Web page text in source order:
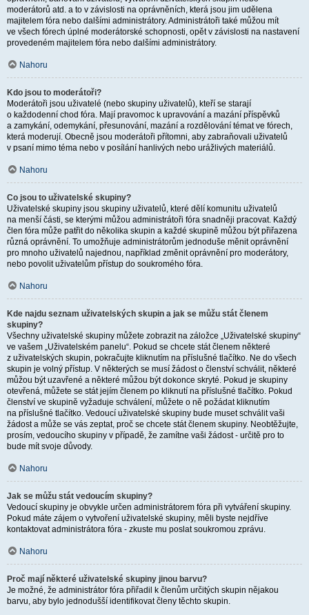
moderátorů atd. a to v závislosti na oprávněních, která jsou jim udělena
majitelem fóra nebo dalšími administrátory. Administrátoři také můžou mít
ve všech fórech úplné moderátorské schopnosti, opět v závislosti na nastavení
provedeném majitelem fóra nebo dalšími administrátory.
Nahoru
Kdo jsou to moderátoři?
Moderátoři jsou uživatelé (nebo skupiny uživatelů), kteří se starají
o každodenní chod fóra. Mají pravomoc k upravování a mazání příspěvků
a zamykání, odemykání, přesunování, mazání a rozdělování témat ve fórech,
která moderují. Obecně jsou moderátoři přítomni, aby zabraňovali uživatelů
v psaní mimo téma nebo v posílání hanlivých nebo urážlivých materiálů.
Nahoru
Co jsou to uživatelské skupiny?
Uživatelské skupiny jsou skupiny uživatelů, které dělí komunitu uživatelů
na menší části, se kterými můžou administrátoři fóra snadněji pracovat. Každý
člen fóra může patřit do několika skupin a každé skupině můžou být přiřazena
různá oprávnění. To umožňuje administrátorům jednoduše měnit oprávnění
pro mnoho uživatelů najednou, například změnit oprávnění pro moderátory,
nebo povolit uživatelům přístup do soukromého fóra.
Nahoru
Kde najdu seznam uživatelských skupin a jak se můžu stát členem
skupiny?
Všechny uživatelské skupiny můžete zobrazit na záložce „Uživatelské skupiny“
ve vašem „Uživatelském panelu“. Pokud se chcete stát členem některé
z uživatelských skupin, pokračujte kliknutím na příslušné tlačítko. Ne do všech
skupin je volný přístup. V některých se musí žádost o členství schválit, některé
můžou být uzavřené a některé můžou být dokonce skryté. Pokud je skupiny
otevřená, můžete se stát jejím členem po kliknutí na příslušné tlačítko. Pokud
členství ve skupině vyžaduje schválení, můžete o ně požádat kliknutím
na příslušné tlačítko. Vedoucí uživatelské skupiny bude muset schválit vaši
žádost a může se vás zeptat, proč se chcete stát členem skupiny. Neobtěžujte,
prosím, vedoucího skupiny v případě, že zamítne vaši žádost - určitě pro to
bude mít svoje důvody.
Nahoru
Jak se můžu stát vedoucím skupiny?
Vedoucí skupiny je obvykle určen administrátorem fóra při vytváření skupiny.
Pokud máte zájem o vytvoření uživatelské skupiny, měli byste nejdříve
kontaktovat administrátora fóra - zkuste mu poslat soukromou zprávu.
Nahoru
Proč mají některé uživatelské skupiny jinou barvu?
Je možné, že administrátor fóra přiřadil k členům určitých skupin nějakou
barvu, aby bylo jednodušší identifikovat členy těchto skupin.